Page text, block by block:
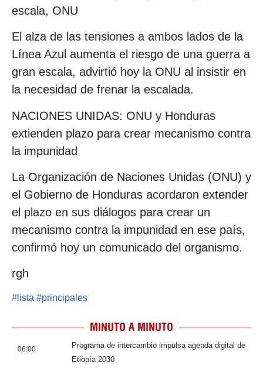
escala, ONU
El alza de las tensiones a ambos lados de la
Línea Azul aumenta el riesgo de una guerra a
gran escala, advirtió hoy la ONU al insistir en
la necesidad de frenar la escalada.
NACIONES UNIDAS: ONU y Honduras
extienden plazo para crear mecanismo contra
la impunidad
La Organización de Naciones Unidas (ONU) y
el Gobierno de Honduras acordaron extender
el plazo en sus diálogos para crear un
mecanismo contra la impunidad en ese país,
confirmó hoy un comunicado del organismo.
rgh
# lista #principales
MINUTO A MINUTO
06:00
Programa de intercambio impulsa agenda digital de
Etiopía 2030